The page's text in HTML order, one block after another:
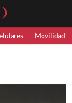
Movilidad